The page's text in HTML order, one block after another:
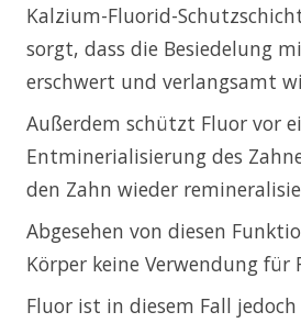
Kalzium-Fluorid-
sorgt, dass die Besiedelung
erschwert und verlangsamt
Außerdem schützt Fluor vor
Entminerialisierung des
den Zahn wieder
Abgesehen von diesen
Körper keine Verwendung für
Fluor ist in diesem Fall